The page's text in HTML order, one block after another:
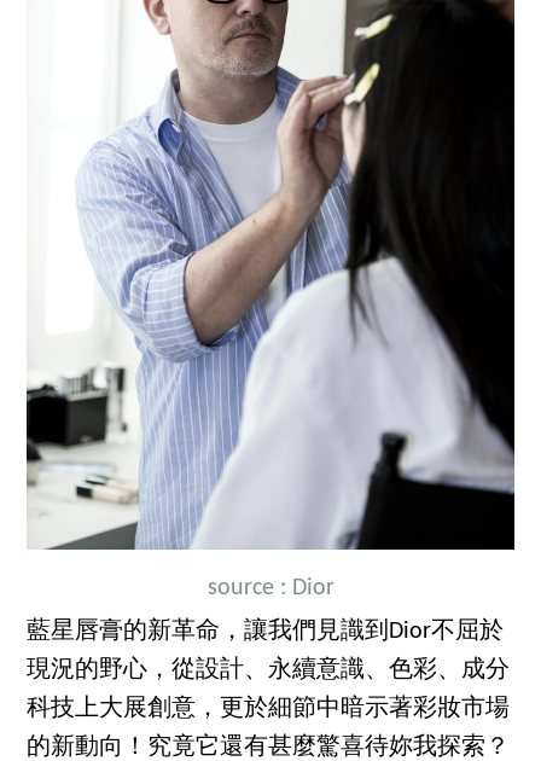
source : Dior
藍星唇膏的新革命，讓我們見識到Dior不屈於
現況的野心，從設計、永續意識、色彩、成分
科技上大展創意，更於細節中暗示著彩妝市場
的新動向！究竟它還有甚麼驚喜待妳我探索？